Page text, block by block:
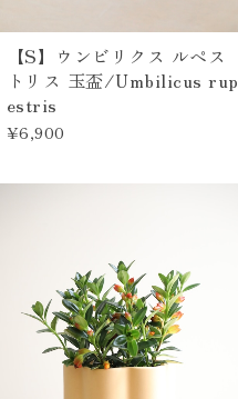
【S】ウンビリクス ルペス
トリス 玉盃/Umbilicus rup
estris
¥6,900